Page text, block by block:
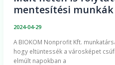
mentesítési
2024-04-29
​A BIOKOM Nonprofit Kft.
hogy eltüntessék a városképet
elmúlt napokban a
héten
a
graffiti-